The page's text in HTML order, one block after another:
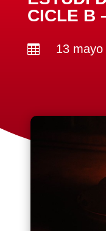
CICLE B
 13 mayo